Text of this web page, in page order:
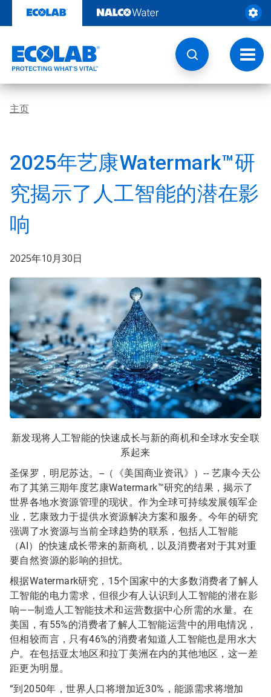
至
切
换
导
航
主页
2025年艺康Watermark™研
究揭示了人工智能的潜在影
响
2025年10月30日
新发现将人工智能的快速成长与新的商机和全球水安全联
系起来
圣保罗，明尼苏达。--（《美国商业资讯》）-- 艺康今天公
布了其第三期年度艺康Watermark™研究的结果，揭示了
世界各地水资源管理的现状。作为全球可持续发展领军企
业，艺康致力于提供水资源解决方案和服务。今年的研究
强调了水资源与当前全球趋势的联系，包括人工智能
（AI）的快速成长带来的新商机，以及消费者对于其对重
要自然资源的影响的担忧。
根据Watermark研究，15个国家中的大多数消费者了解人
工智能的电力需求，但很少有人认识到人工智能的潜在影
响——制造人工智能技术和运营数据中心所需的水量。在
美国，有55%的消费者了解人工智能运营中的用电情况，
但相较而言，只有46%的消费者知道人工智能也是用水大
户。在包括亚太地区和拉丁美洲在内的其他地区，这一差
距更为明显。
“到2050年，世界人口将增加近30%，能源需求将增加